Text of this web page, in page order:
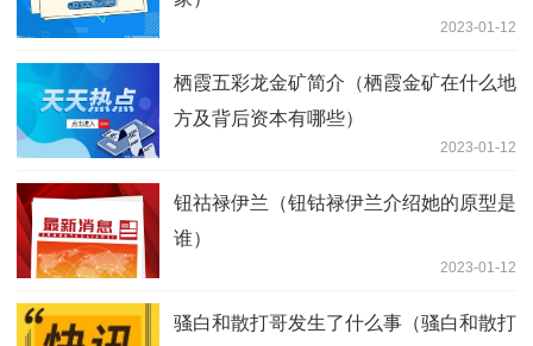
2023-01-12
栖霞五彩龙金矿简介（栖霞金矿在什么地
方及背后资本有哪些）
2023-01-12
钮祜禄伊兰（钮钴禄伊兰介绍她的原型是
谁）
2023-01-12
骚白和散打哥发生了什么事（骚白和散打